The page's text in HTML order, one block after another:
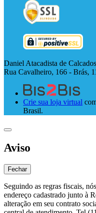
Daniel Atacadista de
Rua Cavalheiro, 166 - Brás,
Crie sua loja virtual
Brasil.
Aviso
Fechar
Seguindo as regras fiscais,
endereço cadastrado junto à
alteração em seu contrato